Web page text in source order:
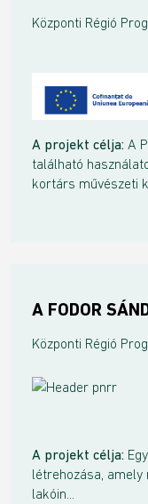
Központi Régió
A projekt célja: A
található
kortárs művészeti
A FODOR
Központi Régió
A projekt célja:
létrehozása,
lakóin...